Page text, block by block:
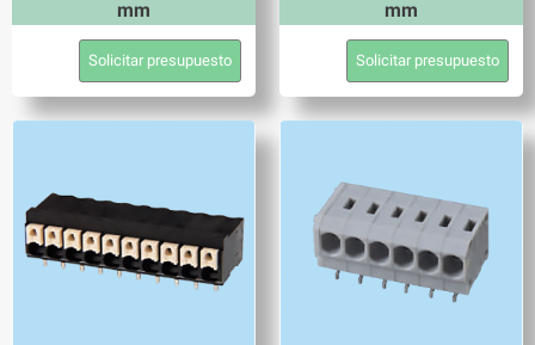
mm
Solicitar presupuesto
mm
Solicitar presupuesto